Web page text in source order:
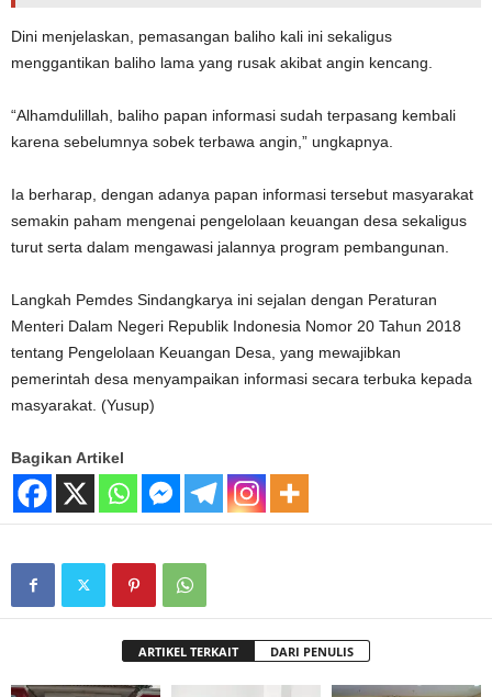
Dini menjelaskan, pemasangan baliho kali ini sekaligus
menggantikan baliho lama yang rusak akibat angin kencang.
“Alhamdulillah, baliho papan informasi sudah terpasang kembali
karena sebelumnya sobek terbawa angin,” ungkapnya.
Ia berharap, dengan adanya papan informasi tersebut masyarakat
semakin paham mengenai pengelolaan keuangan desa sekaligus
turut serta dalam mengawasi jalannya program pembangunan.
Langkah Pemdes Sindangkarya ini sejalan dengan Peraturan
Menteri Dalam Negeri Republik Indonesia Nomor 20 Tahun 2018
tentang Pengelolaan Keuangan Desa, yang mewajibkan
pemerintah desa menyampaikan informasi secara terbuka kepada
masyarakat. (Yusup)
Bagikan Artikel
ARTIKEL TERKAIT DARI PENULIS